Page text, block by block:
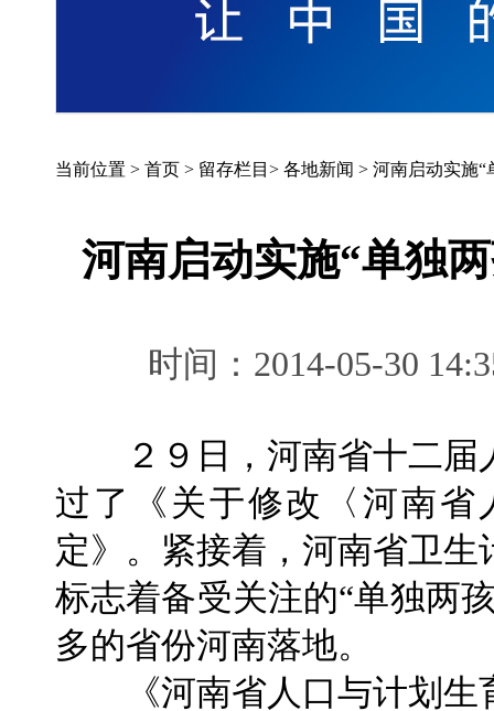
当前位置 > 首页 > 留存栏目 > 各地新闻 > 河南启动实施“
河南启动实施“单独
时间：2014-05-30
２９日，河南省十二届
过了《关于修改〈河南
定》。紧接着，河南省卫
标志着备受关注的“单独两
多的省份河南落地。
《河南省人口与计划生